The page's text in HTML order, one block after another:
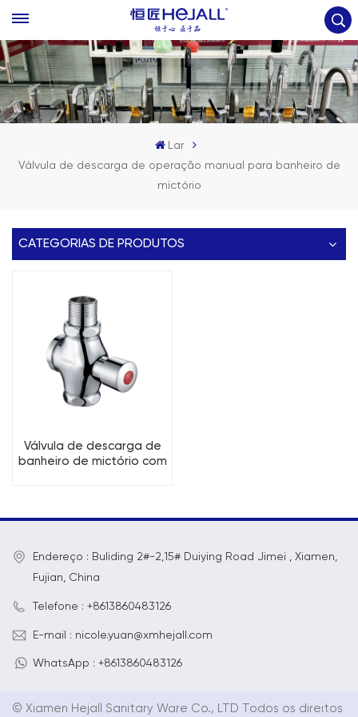
Lar
Válvula de descarga de operação manual para banheiro de
mictório
CATEGORIAS DE PRODUTOS
Válvula de descarga de
banheiro de mictório com
Endereço : Buliding 2#-2,15# Duiying Road Jimei , Xiamen,
Fujian, China
Telefone : +8613860483126
E-mail : nicole.yuan@xmhejall.com
WhatsApp : +8613860483126
© Xiamen Hejall Sanitary Ware Co., LTD Todos os direitos